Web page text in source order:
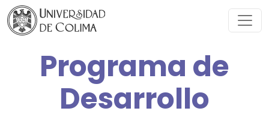
Programa de
Desarrollo